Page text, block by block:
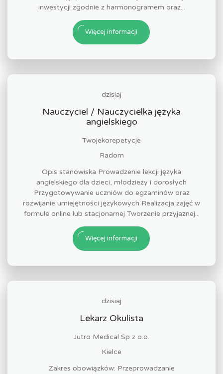
inwestycji zgodnie z harmonogramem oraz...
Więcej informacji
dzisiaj
Nauczyciel / Nauczycielka języka
angielskiego
Twojekorepetycje
Radom
Opis stanowiska Prowadzenie lekcji języka
angielskiego dla dzieci, młodzieży i dorosłych
Przygotowywanie uczniów do egzaminów oraz
rozwijanie umiejętności językowych Realizacja zajęć w
formule online lub stacjonarnej Tworzenie przyjaznej...
Więcej informacji
dzisiaj
Lekarz Okulista
Jutro Medical Sp z o.o.
Kielce
Zakres obowiązków: Przeprowadzanie